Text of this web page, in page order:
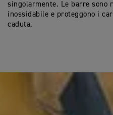
singolarmente. Le barre sono
inossidabile e proteggono i
caduta.